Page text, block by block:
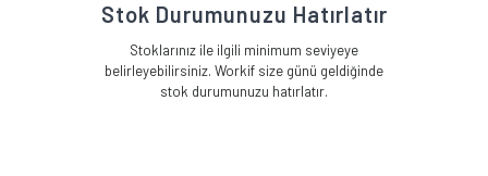
Stok Durumunuzu Hatırlatır
Stoklarınız ile ilgili minimum seviyeye
belirleyebilirsiniz. Workif size günü geldiğinde
stok durumunuzu hatırlatır.